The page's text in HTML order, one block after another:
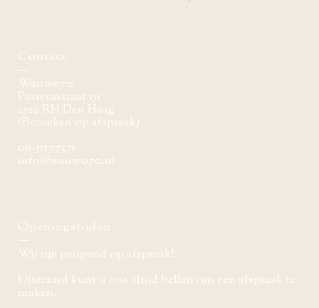
Contact
Wauw070
Pasteurstraat 151
2522 RH Den Haag
(Bezoeken op afspraak)
06-51577371
info@wauw070.nl
Openingstijden
Wij zijn geopend op afspraak!
Uiteraard kunt u ons altijd bellen om een afspraak te
maken.